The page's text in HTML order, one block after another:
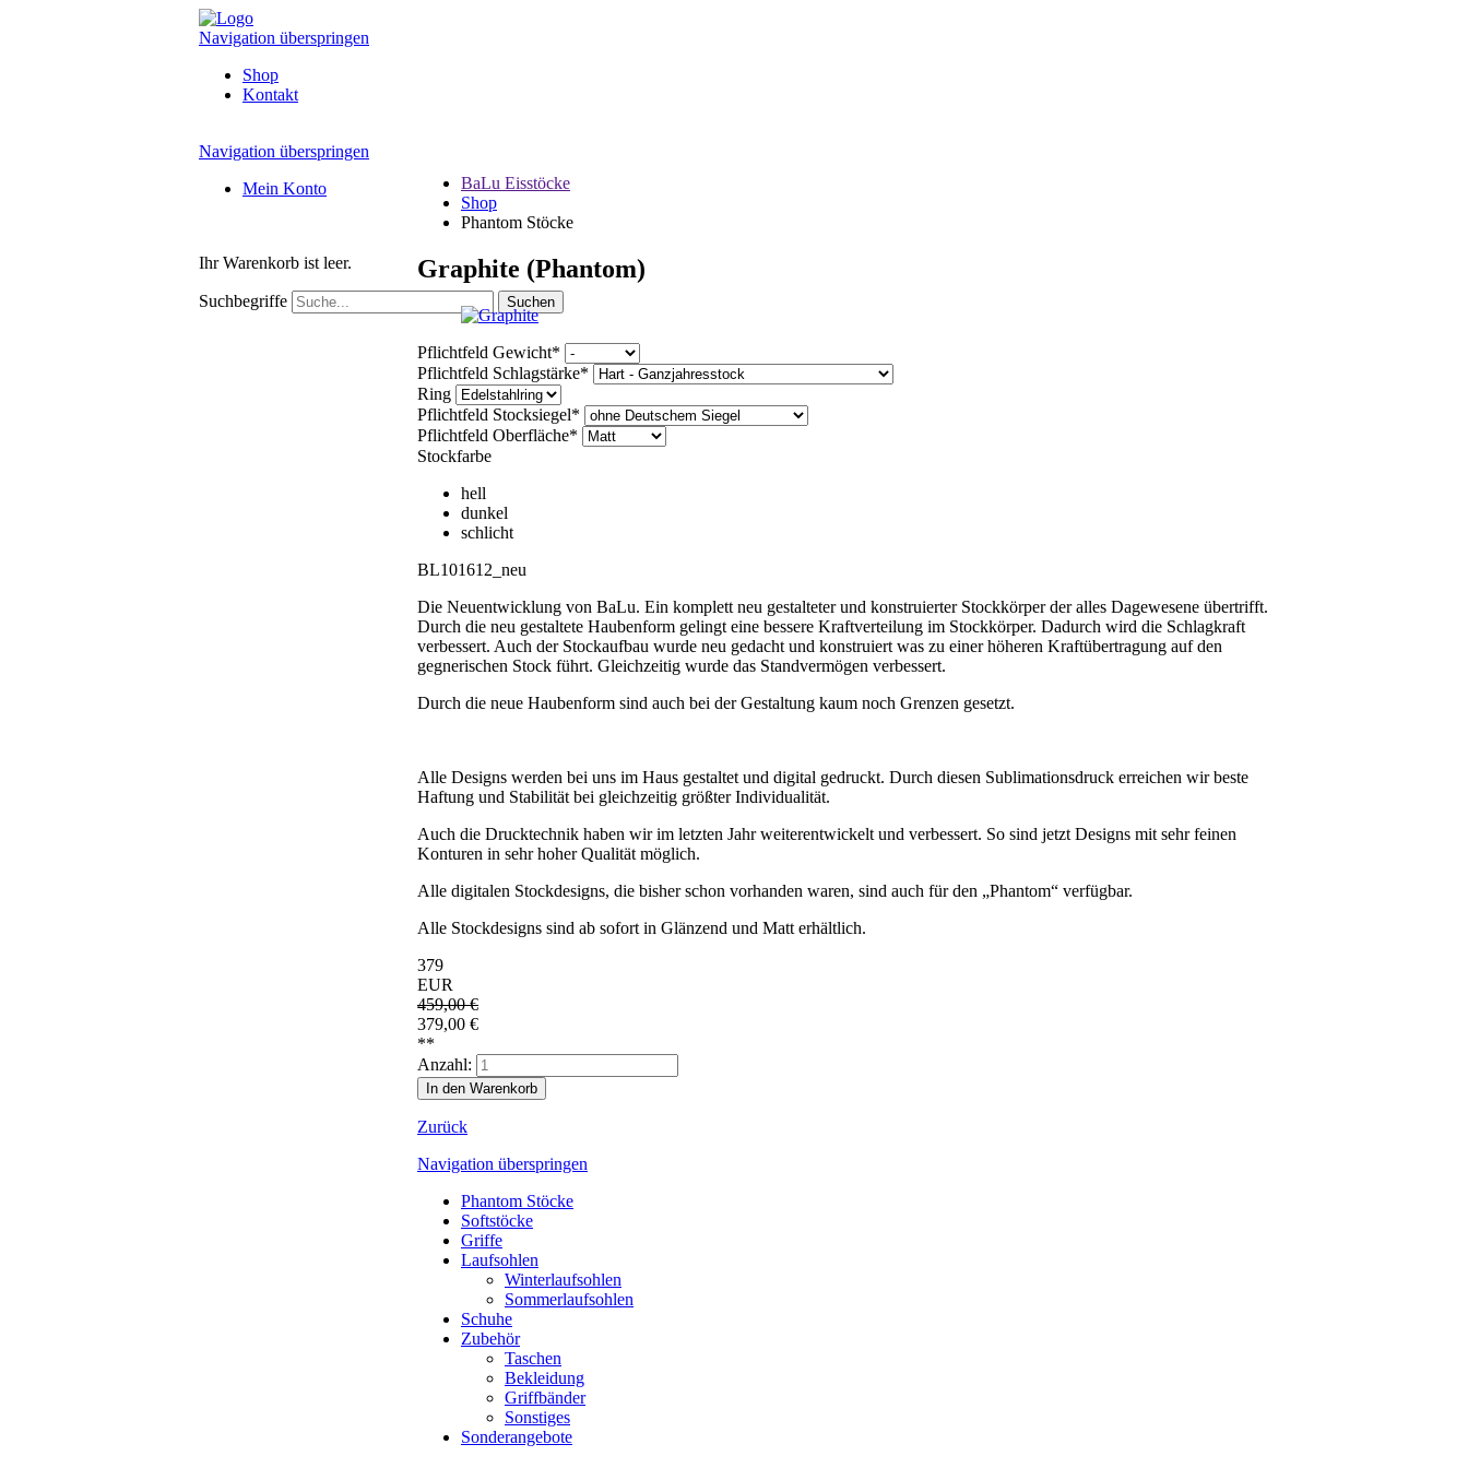
Navigation überspringen
Shop
Kontakt
Navigation überspringen
Mein Konto
Ihr Warenkorb ist leer.
Suchbegriffe
BaLu Eisstöcke
Shop
Phantom Stöcke
Graphite (Phantom)
Pflichtfeld Gewicht*
Pflichtfeld Schlagstärke*
Ring
Pflichtfeld Stocksiegel*
Pflichtfeld Oberfläche*
Stockfarbe
hell
dunkel
schlicht
BL101612_neu
Die Neuentwicklung von BaLu. Ein komplett neu gestalteter und konstruierter Stockkörper der alles Dagewesene übertrifft.
Durch die neu gestaltete Haubenform gelingt eine bessere Kraftverteilung im Stockkörper. Dadurch wird die Schlagkraft
verbessert. Auch der Stockaufbau wurde neu gedacht und konstruiert was zu einer höheren Kraftübertragung auf den
gegnerischen Stock führt. Gleichzeitig wurde das Standvermögen verbessert.
Durch die neue Haubenform sind auch bei der Gestaltung kaum noch Grenzen gesetzt.
Alle Designs werden bei uns im Haus gestaltet und digital gedruckt. Durch diesen Sublimationsdruck erreichen wir beste
Haftung und Stabilität bei gleichzeitig größter Individualität.
Auch die Drucktechnik haben wir im letzten Jahr weiterentwickelt und verbessert. So sind jetzt Designs mit sehr feinen
Konturen in sehr hoher Qualität möglich.
Alle digitalen Stockdesigns, die bisher schon vorhanden waren, sind auch für den „Phantom“ verfügbar.
Alle Stockdesigns sind ab sofort in Glänzend und Matt erhältlich.
379
EUR
459,00€
379,00 €
**
Anzahl:
Zurück
Navigation überspringen
Phantom Stöcke
Softstöcke
Griffe
Laufsohlen
Winterlaufsohlen
Sommerlaufsohlen
Schuhe
Zubehör
Taschen
Bekleidung
Griffbänder
Sonstiges
Sonderangebote